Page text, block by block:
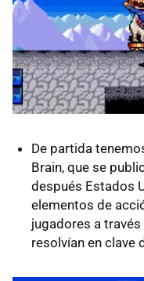
De partida
Brain, que se
después Estados
elementos de
jugadores a
resolvían en clave